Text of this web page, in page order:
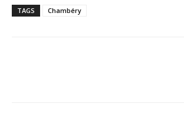
TAGS Chambéry